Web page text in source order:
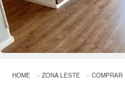
HOME ZONA LESTE COMPRAR